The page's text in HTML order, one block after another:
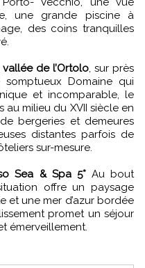
une grande piscine à
des coins tranquilles
de l’Ortolo, sur près
somptueux Domaine qui
et incomparable, le
au milieu du XVII siècle en
bergeries et demeures
distantes parfois de
sur-mesure.
Sea & Spa 5*Au bout
offre un paysage
et une mer d’azur bordée
promet un séjour
émerveillement.